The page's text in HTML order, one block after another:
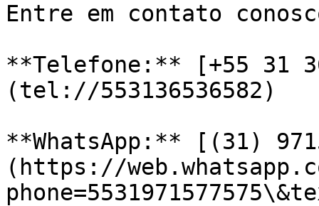
Entre em contato
**Telefone:** [+55 31
(tel://553136536582)
**WhatsApp:** [(31)
(https://